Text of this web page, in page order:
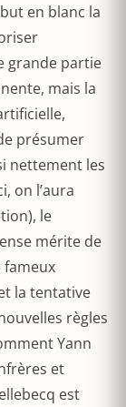
en blanc la
grande partie
mais la
présumer
nettement les
on l’aura
le
mérite de
fameux
la tentative
règles
Yann
et
est